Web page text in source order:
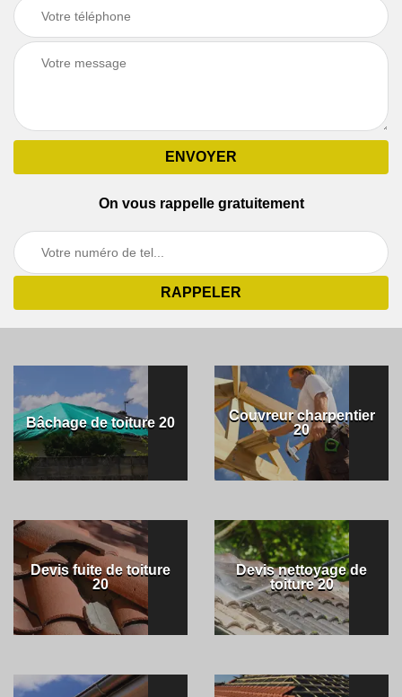
On vous rappelle gratuitement
Bâchage de toiture 20
Couvreur charpentier
20
Devis fuite de toiture
20
Devis nettoyage de
toiture 20